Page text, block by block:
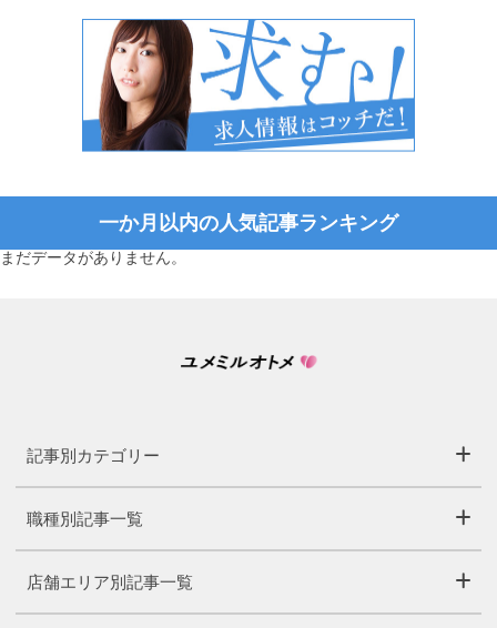
一か月以内の人気記事ランキング
まだデータがありません。
記事別カテゴリー
職種別記事一覧
店舗エリア別記事一覧